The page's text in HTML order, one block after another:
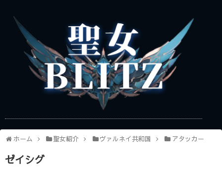
ホーム 聖女紹介 ヴァルネイ共和国 アタッカー
ゼイシグ